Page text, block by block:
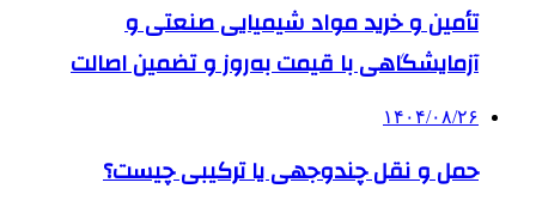
تأمین و خرید مواد شیمیایی صنعتی و
آزمایشگاهی با قیمت به‌روز و تضمین اصالت
۱۴۰۴/۰۸/۲۶
حمل و نقل چندوجهی یا ترکیبی چیست؟